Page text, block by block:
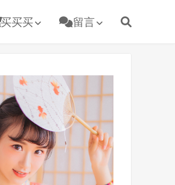
买买买 留言